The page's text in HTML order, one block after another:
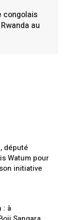
congolais
au
député
Watum pour
initiative
: à